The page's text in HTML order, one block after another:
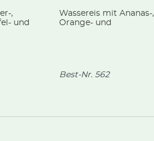
,
und
Wassereis mit Ananas-,
Orange- und
Best-Nr. 562